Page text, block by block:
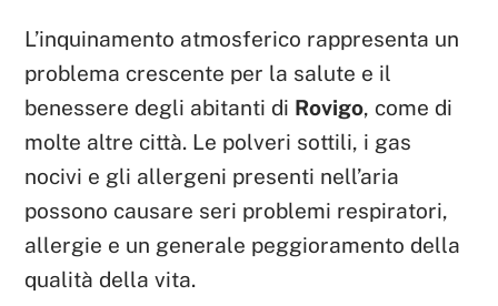
L’inquinamento atmosferico rappresenta un
problema crescente per la salute e il
benessere degli abitanti di Rovigo, come di
molte altre città. Le polveri sottili, i gas
nocivi e gli allergeni presenti nell’aria
possono causare seri problemi respiratori,
allergie e un generale peggioramento della
qualità della vita.